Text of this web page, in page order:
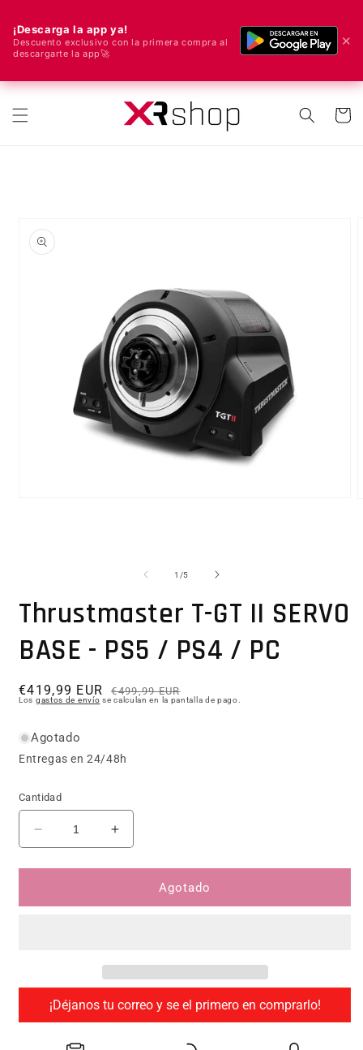
¡Descarga la app ya!
Descuento exclusivo con la primera compra al
descargarte la app🚀
✕
🌍 ¡Enviamos a todo el mundo! 🚀📦
Carrito
1 /de
5
Thrustmaster T-GT II SERVO
BASE - PS5 / PS4 / PC
€499,99 EUR
€419,99 EUR
Los gastos de envío se calculan en la pantalla de pago.
Agotado
Entregas en 24/48h
Cantidad
Reducir cantidad para Thrustmaster T-GT II
Aumentar cantidad para
Agotado
¡Déjanos tu correo y se el primero en comprarlo!